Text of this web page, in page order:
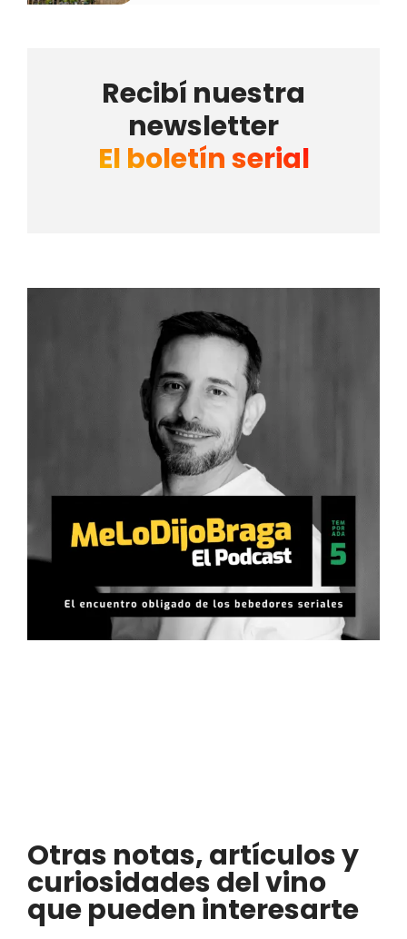
Recibí nuestra
newsletter
El boletín serial
Otras notas, artículos y
curiosidades del vino
que pueden interesarte